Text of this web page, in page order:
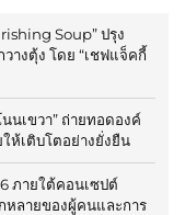
Soup” ปรุง
างตุ้ง โดย “เชฟแจ็คกี้
นเขวา” ถ่ายทอดองค์
ห้เติบโตอย่างยั่งยืน
ภายใต้คอนเซปต์
หลายของผู้คนและการ